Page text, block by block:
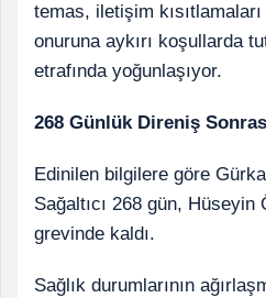
temas, iletişim
onuruna aykırı koşullarda
etrafında yoğunlaşıyor.
268 Günlük Direniş
Edinilen bilgilere göre
Sağaltıcı 268 gün,
grevinde kaldı.
Sağlık durumlarının